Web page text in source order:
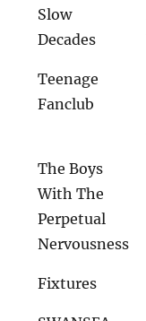
Slow
Decades
Teenage
Fanclub
The Boys
With The
Perpetual
Nervousness
Fixtures